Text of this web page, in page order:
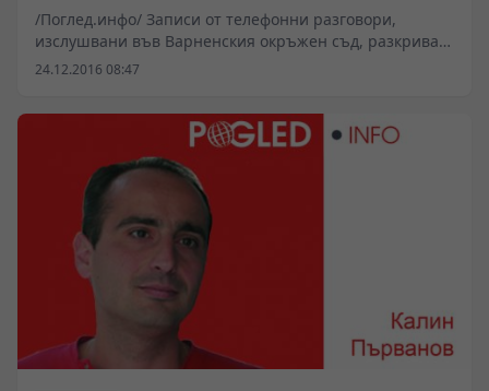
/Поглед.инфо/ Записи от телефонни разговори,
изслушвани във Варненския окръжен съд, разкриват
как самопровъзгласилият се за „български Робин Худ”
24.12.2016 08:47